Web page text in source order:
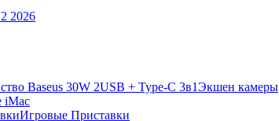
2026
Экшен камеры
iMac
Игровые Приставки